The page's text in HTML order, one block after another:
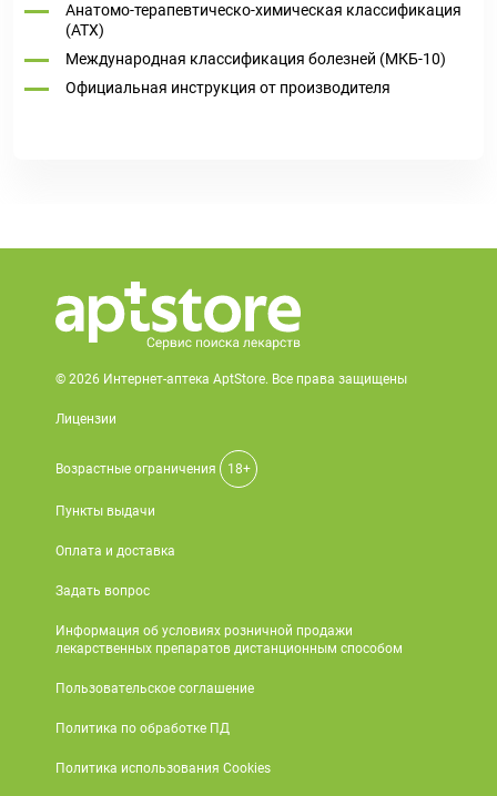
Анатомо-терапевтическо-химическая классификация
(ATX)
Международная классификация болезней (МКБ-10)
Официальная инструкция от производителя
© 2026 Интернет-аптека AptStore. Все права защищены
Лицензии
Возрастные ограничения 18+
Пункты выдачи
Оплата и доставка
Задать вопрос
Информация об условиях розничной продажи
лекарственных препаратов дистанционным способом
Пользовательское соглашение
Политика по обработке ПД
Политика использования Cookies